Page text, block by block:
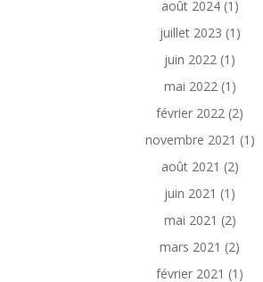
août 2024(1)
juillet 2023 (1)
juin 2022 (1)
mai 2022(1)
février 2022 (2)
novembre 2021 (1)
août 2021 (2)
juin 2021 (1)
mai 2021 (2)
mars 2021 (2)
février 2021 (1)